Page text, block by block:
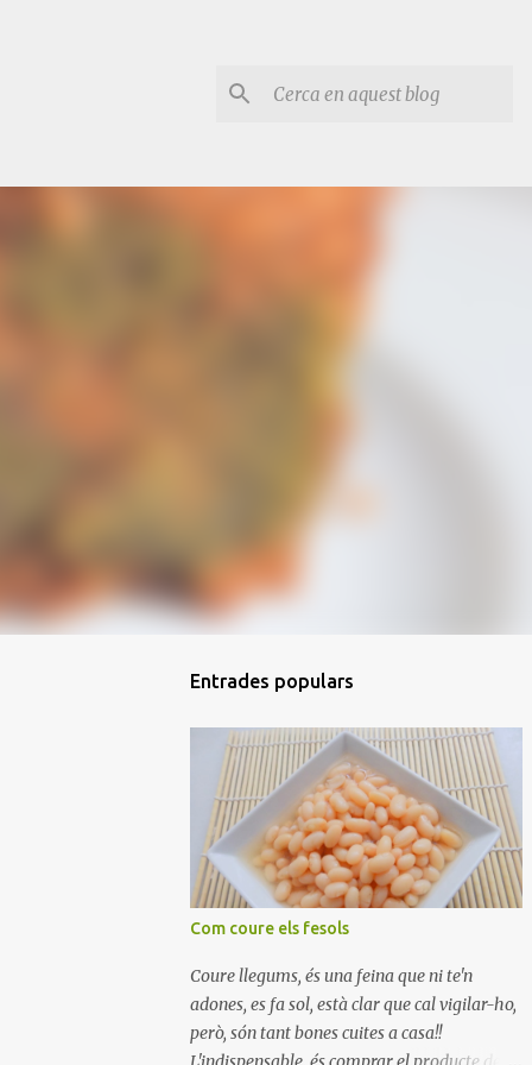
Entrades populars
Com coure els fesols
Coure llegums, és una feina que ni te'n
adones, es fa sol, està clar que cal vigilar-ho,
però, són tant bones cuites a casa!!